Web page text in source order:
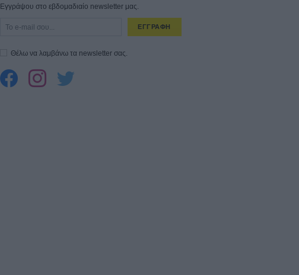
Εγγράψου στο εβδομαδιαίο newsletter μας.
ΕΓΓΡΑΦΗ
Θέλω να λαμβάνω τα newsletter σας.